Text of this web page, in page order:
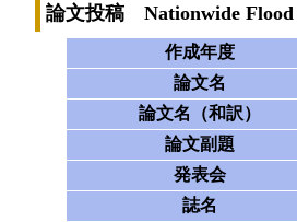
論文投稿 Nationwide Flood
作成年度
論文名
論文名（和訳）
論文副題
発表会
誌名